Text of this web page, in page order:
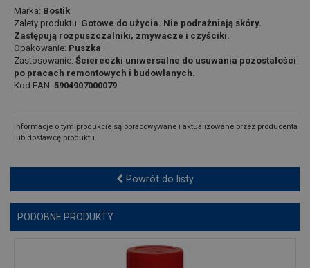
Marka: Bostik
Zalety produktu: Gotowe do użycia. Nie podrażniają skóry.
Zastępują rozpuszczalniki, zmywacze i czyściki.
Opakowanie: Puszka
Zastosowanie: Ściereczki uniwersalne do usuwania pozostałości
po pracach remontowych i budowlanych.
Kod EAN: 5904907000079
Informacje o tym produkcie są opracowywane i aktualizowane przez producenta
lub dostawcę produktu.
Powrót do listy
PODOBNE PRODUKTY